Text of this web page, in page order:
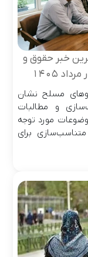
خبر حقوق و
۱۴۰۵
مسلح نشان
و مطالبات
مورد توجه
برای